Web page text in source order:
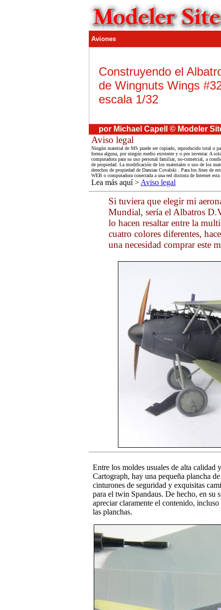
Aviones
Construyendo el
de Wingnuts Wings
escala 1/32
por Michael Capell © Modeler
Aviso legal
Ningún material de MS puede ser copiado, reproducido total o
forma alguna, por ningún medio existente y o por inventar. A
computadora para su uso personal familiar, no-comercial, a
de propiedad. La modificación de los materiales o uso de los
derechos de propiedad de Damian Covalski . Para los fines de
WEB o computadora conectada a una red distinta de Internet
Lea más aquí > Aviso legal
Si tuviera que elegir mi
Mundial, sería el Albatros
lo hacen resaltar entre la
cuatro colores diferentes,
una necesidad comprar este
Entre los moldes usuales de alta calidad
Cartograph, hay una pequeña plancha
cinturones de seguridad y exquisitas
para el twin Spandaus. De hecho, en su
apreciar claramente el contenido,
las planchas.